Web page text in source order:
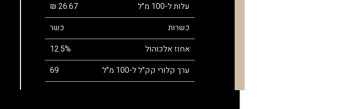
עלות ל-100 מ"ל
26.67 ₪
כשרות
כשר
אחוז אלכוהול
12.5%
ערך קלורי קק"ל ל-100 מ"ל
69